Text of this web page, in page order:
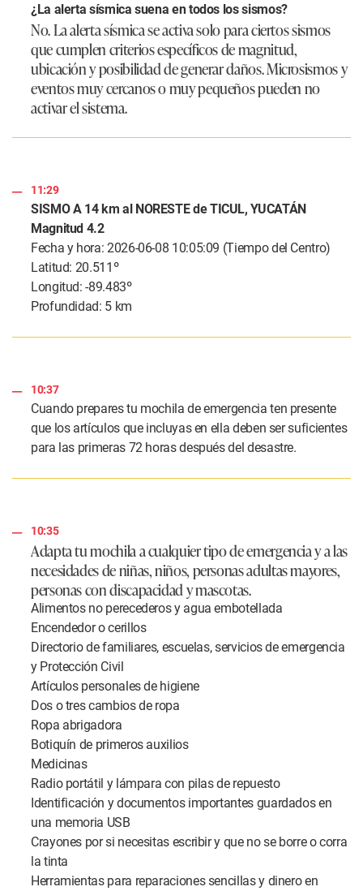
¿La alerta sísmica suena en todos los sismos?
No. La alerta sísmica se activa solo para ciertos sismos
que cumplen criterios específicos de magnitud,
ubicación y posibilidad de generar daños. Microsismos y
eventos muy cercanos o muy pequeños pueden no
activar el sistema.
11:29
SISMO A 14 km al NORESTE de TICUL, YUCATÁN
Magnitud 4.2
Fecha y hora: 2026-06-08 10:05:09 (Tiempo del Centro)
Latitud: 20.511º
Longitud: -89.483º
Profundidad: 5 km
10:37
Cuando prepares tu mochila de emergencia ten presente
que los artículos que incluyas en ella deben ser suficientes
para las primeras 72 horas después del desastre.
10:35
Adapta tu mochila a cualquier tipo de emergencia y a las
necesidades de niñas, niños, personas adultas mayores,
personas con discapacidad y mascotas.
Alimentos no perecederos y agua embotellada
Encendedor o cerillos
Directorio de familiares, escuelas, servicios de emergencia
y Protección Civil
Artículos personales de higiene
Dos o tres cambios de ropa
Ropa abrigadora
Botiquín de primeros auxilios
Medicinas
Radio portátil y lámpara con pilas de repuesto
Identificación y documentos importantes guardados en
una memoria USB
Crayones por si necesitas escribir y que no se borre o corra
la tinta
Herramientas para reparaciones sencillas y dinero en